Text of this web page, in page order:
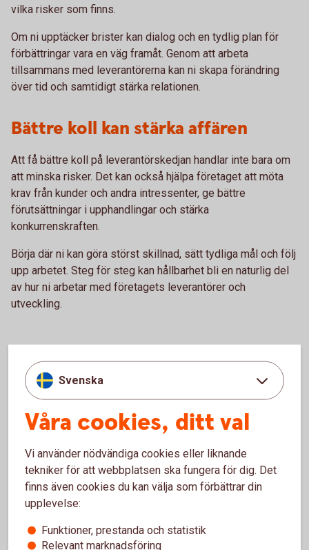
vilka risker som finns.
Om ni upptäcker brister kan dialog och en tydlig plan för
förbättringar vara en väg framåt. Genom att arbeta
tillsammans med leverantörerna kan ni skapa förändring
över tid och samtidigt stärka relationen.
Bättre koll kan stärka affären
Att få bättre koll på leverantörskedjan handlar inte bara om
att minska risker. Det kan också hjälpa företaget att möta
krav från kunder och andra intressenter, ge bättre
förutsättningar i upphandlingar och stärka
konkurrenskraften.
Börja där ni kan göra störst skillnad, sätt tydliga mål och följ
upp arbetet. Steg för steg kan hållbarhet bli en naturlig del
av hur ni arbetar med företagets leverantörer och
utveckling.
Finansiera företagets hållbara
investeringar
transporter? Läs mer om grön och hållbar
finansiering för företag.
Grön och hållbar finansiering till företag
Svenska
Våra cookies, ditt val
Vi använder nödvändiga cookies eller liknande
tekniker för att webbplatsen ska fungera för dig. Det
finns även cookies du kan välja som förbättrar din
upplevelse:
Funktioner, prestanda och statistik
Relevant marknadsföring